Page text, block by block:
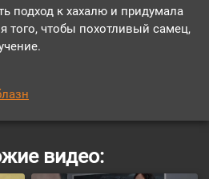
подход к хахалю и придумала
того, чтобы похотливый самец,
видео: